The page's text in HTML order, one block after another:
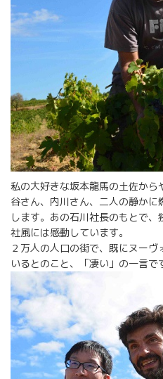
私の大好きな坂本龍馬の土佐から
谷さん、内川さん、二人の静か
します。あの石川社長のもとで
社風には感動しています。
２万人の人口の街で、既にヌー
いるとのこと、「凄い」の一言で